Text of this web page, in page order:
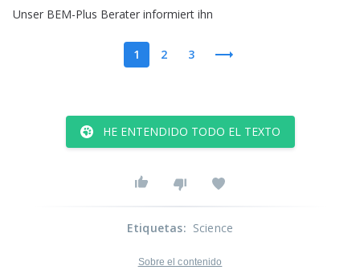
Unser BEM-Plus Berater informiert ihn
1 2 3
HE ENTENDIDO TODO EL TEXTO
Etiquetas: Science
Sobre el contenido